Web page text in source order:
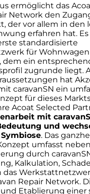
ermöglicht das
Network den
der vor allem in den
erfahren hat.
standardisierte
für
dem ein
zugrunde liegt.
hat
caravanSN ein
für dieses
Acoat Selected
mit
und
. Das
umfasst
durch
Kalkulation,
das
Repair Network.
Etablierung